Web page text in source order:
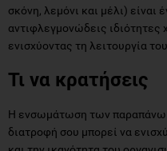
σκόνη, λεμόνι και μέλι) είναι
αντιφλεγμονώδεις ιδιότητες
ενισχύοντας τη λειτουργία
Τι να κρατήσεις
Η ενσωμάτωση των παραπάνω
διατροφή σου μπορεί να